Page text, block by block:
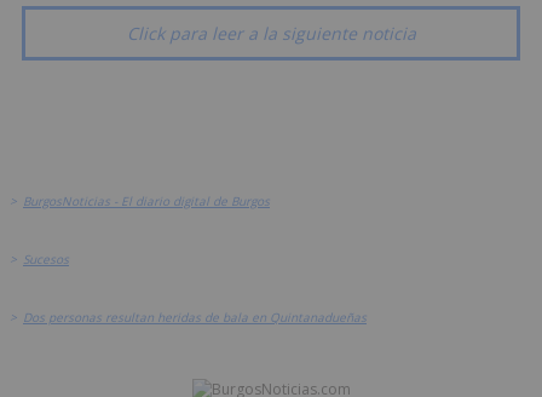
Click para leer a la siguiente noticia
> BurgosNoticias - El diario digital de Burgos
> Sucesos
> Dos personas resultan heridas de bala en Quintanadueñas